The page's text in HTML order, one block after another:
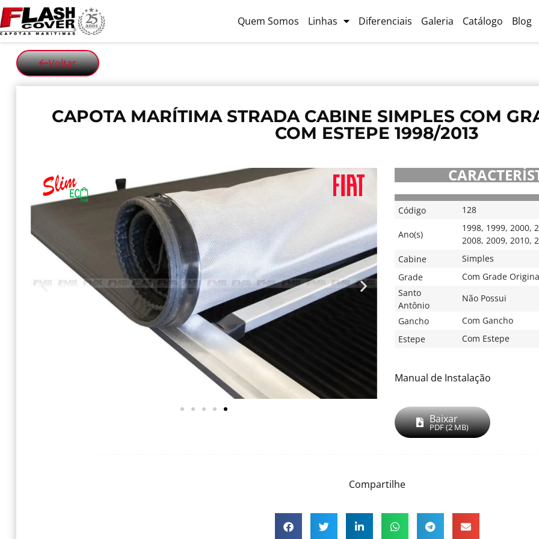
Quem Somos Linhas Diferenciais Galeria Catálogo Blog
Voltar
CAPOTA MARÍTIMA STRADA CABINE SIMPLES COM
COM ESTEPE 1998/2013
Código 128
Ano(s)
1998, 1999, 2000,
2008, 2009, 2010,
Cabine
Simples
Grade
Com Grade
Santo
Antônio
Não Possui
Gancho
Com Gancho
Estepe
Com Estepe
Manual de Instalação
Baixar
PDF (2 MB)
Compartilhe